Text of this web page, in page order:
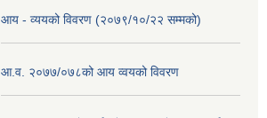
आय - व्ययको विवरण (२०७९/१०/२२ सम्मको)
आ.व. २०७७/०७८को आय व्वयको विवरण